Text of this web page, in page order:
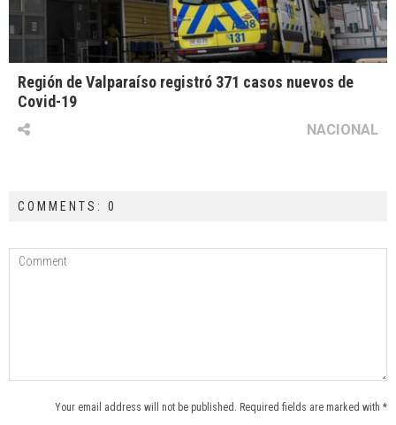
Región de Valparaíso registró 371 casos nuevos de
Covid-19
NACIONAL
COMMENTS: 0
Your email address will not be published. Required fields are marked with *